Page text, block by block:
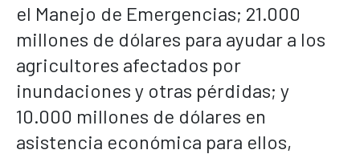
el Manejo de Emergencias; 21.000
millones de dólares para ayudar a los
agricultores afectados por
inundaciones y otras pérdidas; y
10.000 millones de dólares en
asistencia económica para ellos,